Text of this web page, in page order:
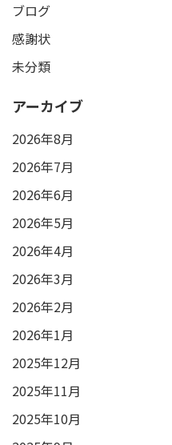
ブログ
感謝状
未分類
アーカイブ
2026年8月
2026年7月
2026年6月
2026年5月
2026年4月
2026年3月
2026年2月
2026年1月
2025年12月
2025年11月
2025年10月